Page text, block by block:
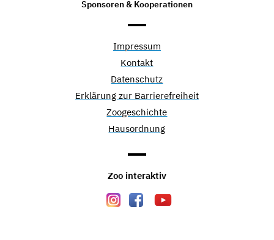
Sponsoren & Kooperationen
Impressum
Kontakt
Datenschutz
Erklärung zur Barrierefreiheit
Zoogeschichte
Hausordnung
Zoo interaktiv